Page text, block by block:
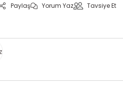
Paylaş Yorum Yaz Tavsiye Et